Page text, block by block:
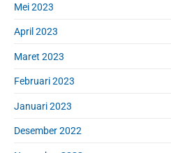
Mei 2023
April 2023
Maret 2023
Februari 2023
Januari 2023
Desember 2022